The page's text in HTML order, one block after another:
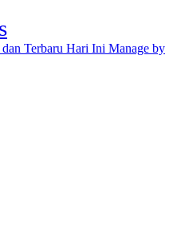
Terbaru Hari Ini Manage by